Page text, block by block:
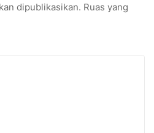
dipublikasikan. Ruas yang